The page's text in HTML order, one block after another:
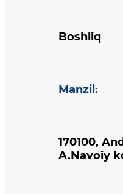
Boshliq
Manzil :
170100,
A.Navoiy